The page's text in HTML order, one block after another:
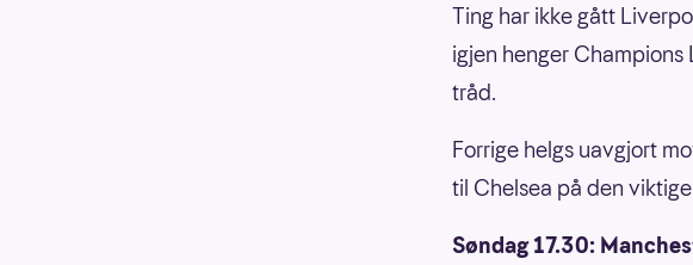
Ting har ikke gått
igjen henger
tråd.
Forrige helgs uavgjort
til Chelsea på den
Søndag 17.30: